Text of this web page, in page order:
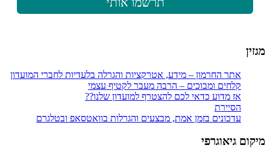
מגזין
אתר החרמון – מידע, אטרקציות והגרלה בלעדיות לחברי המועדון
קלחים ומבוכים – הרבה מעבר לקטיף עצמי
אז מדוע כדאי לכם להצטרף למועדון שלנו??
הסיירת
עדכונים בזמן אמת, מבצעים והגרלות בוואטסאפ ובטלגרם
מיקום גיאוגרפי